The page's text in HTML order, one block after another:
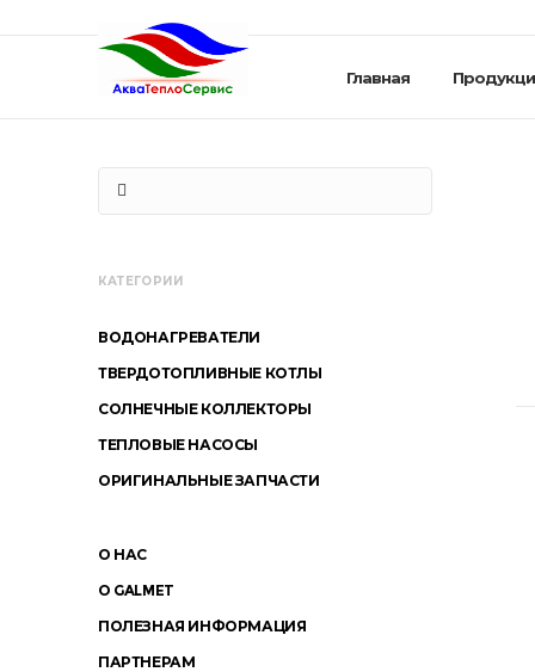
Главная
КАТЕГОРИИ
ВОДОНАГРЕВАТЕЛИ
ТВЕРДОТОПЛИВНЫЕ КОТЛЫ
СОЛНЕЧНЫЕ КОЛЛЕКТОРЫ
ТЕПЛОВЫЕ НАСОСЫ
ОРИГИНАЛЬНЫЕ ЗАПЧАСТИ
О НАС
О GALMET
ПОЛЕЗНАЯ ИНФОРМАЦИЯ
ПАРТНЕРАМ